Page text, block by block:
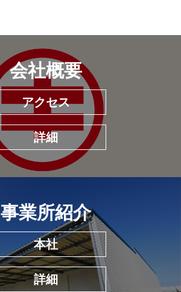
会社概要
アクセス
詳細
事業所紹介
本社
詳細